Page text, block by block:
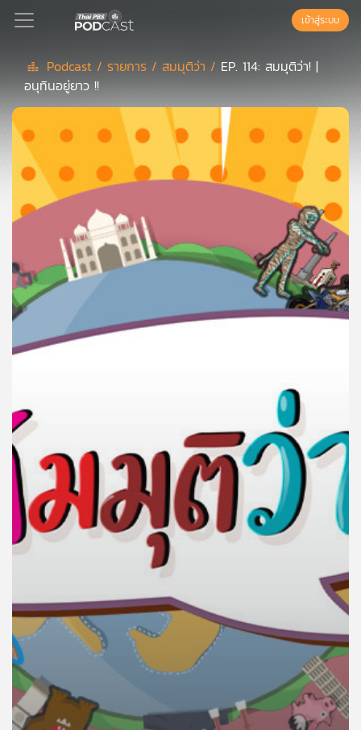
Podcast
เพล
ลิ
สต์
แนะนำ
เพล
ย์
ลิ
ของ
เพลง
บทความ
ข่าว
เกี่ยว
กับ
เรา
เข้าสู่ระบบ
Podcast / รายการ /สมมุติว่า / EP. 114: สมมุติว่า! |
อนุทินอยู่ยาว !!